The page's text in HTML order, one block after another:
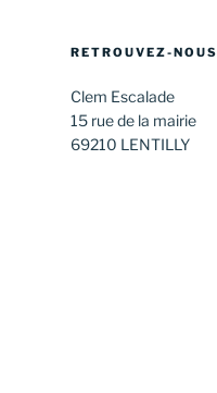
RETROUVEZ-NOUS
Clem Escalade
15 rue de la mairie
69210 LENTILLY